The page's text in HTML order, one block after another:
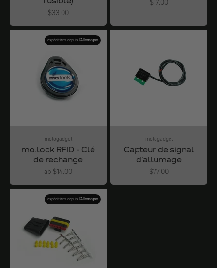
Angebot
$33.00
Angebot
$17.00
expéditions depuis l'Allemagne
motogadget
mo.lock RFID - Clé
de rechange
Angebot
ab $14.00
motogadget
Capteur de signal
d'allumage
Angebot
$77.00
expéditions depuis l'Allemagne